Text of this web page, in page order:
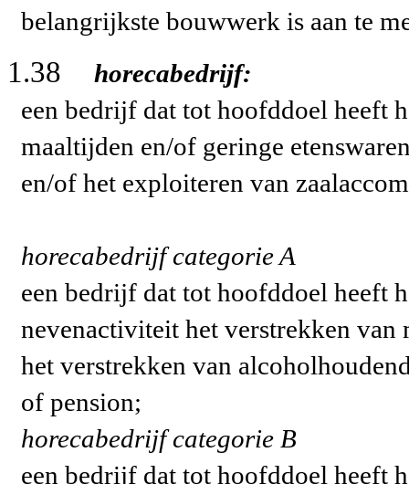
belangrijkste bouwwerk is aan te
1.38
horecabedrijf:
een bedrijf dat tot hoofddoel heeft
maaltijden en/of geringe
en/of het exploiteren van
horecabedrijf categorie A
een bedrijf dat tot hoofddoel heeft
nevenactiviteit het verstrekken van
het verstrekken van
of pension;
horecabedrijf categorie B
een bedrijf dat tot hoofddoel heeft